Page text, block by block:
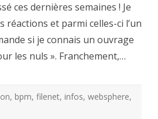
ces dernières semaines ! Je
réactions et parmi celles-ci l’un
si je connais un ouvrage
les nuls ». Franchement,…
, bpm, filenet, infos, websphere,